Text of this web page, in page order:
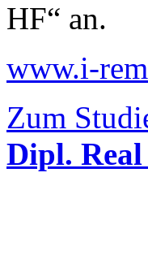
HF“ an.
www.i-
Zum
Dipl.